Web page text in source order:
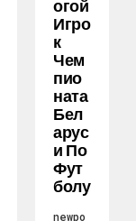
Огой
Игро
К
Чем
Пио
Ната
Бел
Арус
И По
Фут
Болу
newpo